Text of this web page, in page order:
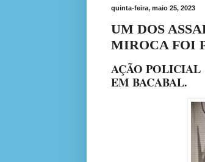
quinta-feira, maio 25, 2023
UM DOS
MIROCA FOI
AÇÃO POLICIAL
EM BACABAL.